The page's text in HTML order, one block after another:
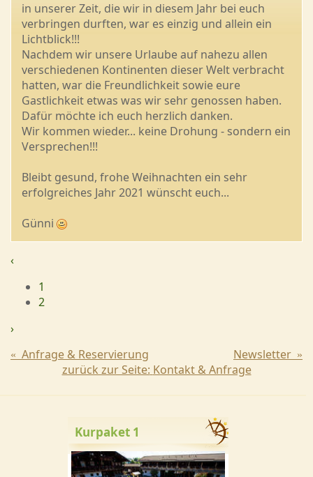
in unserer Zeit, die wir in diesem Jahr bei euch
verbringen durften, war es einzig und allein ein
Lichtblick!!!
Nachdem wir unsere Urlaube auf nahezu allen
verschiedenen Kontinenten dieser Welt verbracht
hatten, war die Freundlichkeit sowie eure
Gastlichkeit etwas was wir sehr genossen haben.
Dafür möchte ich euch herzlich danken.
Wir kommen wieder... keine Drohung - sondern ein
Versprechen!!!
Bleibt gesund, frohe Weihnachten ein sehr
erfolgreiches Jahr 2021 wünscht euch...
Günni
‹
1
2
›
« Anfrage & Reservierung Newsletter »
zurück zur Seite: Kontakt & Anfrage
Kurpaket 1